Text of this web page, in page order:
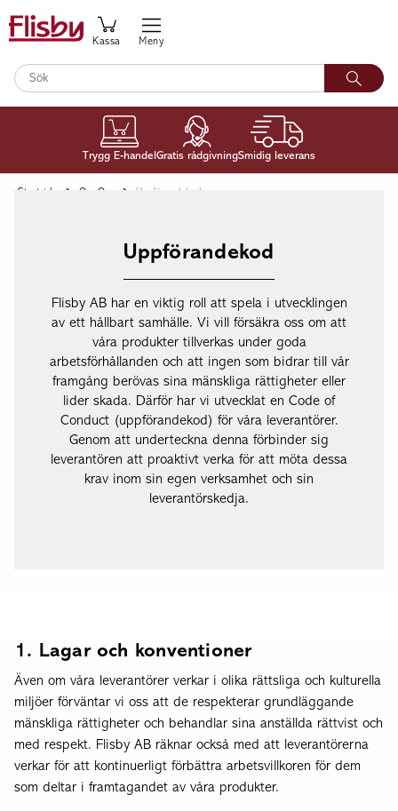
Meny
Kassa
Trygg E-handel Gratis rådgivningSmidig leverans
Startsida Om Oss Uppförandekod
Uppförandekod
Flisby AB har en viktig roll att spela i utvecklingen
av ett hållbart samhälle. Vi vill försäkra oss om att
våra produkter tillverkas under goda
arbetsförhållanden och att ingen som bidrar till vår
framgång berövas sina mänskliga rättigheter eller
lider skada. Därför har vi utvecklat en Code of
Conduct (uppförandekod) för våra leverantörer.
Genom att underteckna denna förbinder sig
leverantören att proaktivt verka för att möta dessa
krav inom sin egen verksamhet och sin
leverantörskedja.
1. Lagar och konventioner
Även om våra leverantörer verkar i olika rättsliga och kulturella
miljöer förväntar vi oss att de respekterar grundläggande
mänskliga rättigheter och behandlar sina anställda rättvist och
med respekt. Flisby AB räknar också med att leverantörerna
verkar för att kontinuerligt förbättra arbetsvillkoren för dem
som deltar i framtagandet av våra produkter.